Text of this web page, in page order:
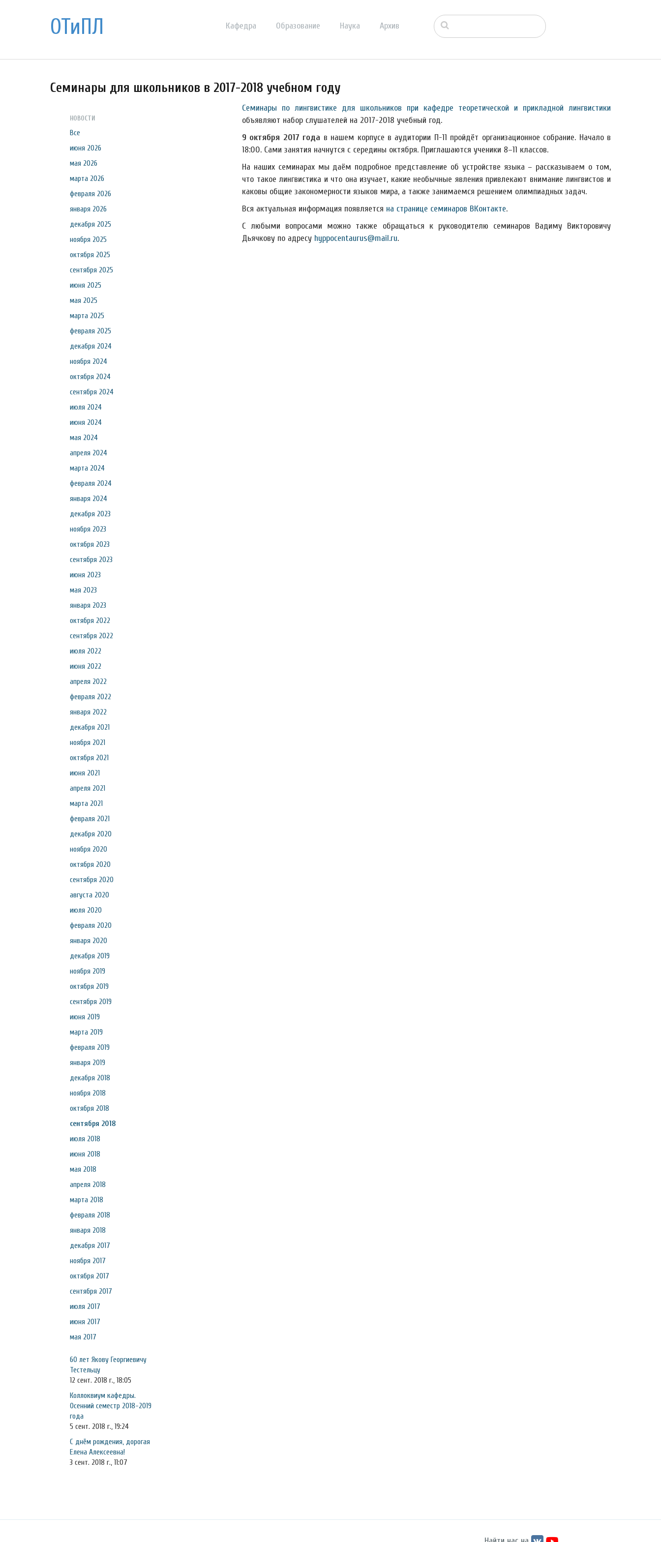
ОТиПЛ Кафедра Образование Наука Архив
Семинары для школьников в 2017-2018 учебном году
НОВОСТИ
Все
июня 2026
мая 2026
марта 2026
февраля 2026
января 2026
декабря 2025
ноября 2025
октября 2025
сентября 2025
июня 2025
мая 2025
марта 2025
февраля 2025
декабря 2024
ноября 2024
октября 2024
сентября 2024
июля 2024
июня 2024
мая 2024
апреля 2024
марта 2024
февраля 2024
января 2024
декабря 2023
ноября 2023
октября 2023
сентября 2023
июня 2023
мая 2023
января 2023
октября 2022
сентября 2022
июля 2022
июня 2022
апреля 2022
февраля 2022
января 2022
декабря 2021
ноября 2021
октября 2021
июня 2021
апреля 2021
марта 2021
февраля 2021
декабря 2020
ноября 2020
октября 2020
сентября 2020
августа 2020
июля 2020
февраля 2020
января 2020
декабря 2019
ноября 2019
октября 2019
сентября 2019
июня 2019
марта 2019
февраля 2019
января 2019
декабря 2018
ноября 2018
октября 2018
сентября 2018
июля 2018
июня 2018
мая 2018
апреля 2018
марта 2018
февраля 2018
января 2018
декабря 2017
ноября 2017
октября 2017
сентября 2017
июля 2017
июня 2017
мая 2017
60 лет Якову Георгиевичу
Тестельцу
12 сент. 2018 г., 18:05
Коллоквиум кафедры.
Осенний семестр 2018-2019
года
5 сент. 2018 г., 19:24
С днём рождения, дорогая
Елена Алексеевна!
3 сент. 2018 г., 11:07
Семинары по лингвистике для школьников при кафедре теоретической и прикладной лингвистики
объявляют набор слушателей на 2017-2018 учебный год.
9 октября 2017 года в нашем корпусе в аудитории П-11 пройдёт организационное собрание. Начало в
18:00. Сами занятия начнутся с середины октября. Приглашаются ученики 8–11 классов.
На наших семинарах мы даём подробное представление об устройстве языка – рассказываем о том,
что такое лингвистика и что она изучает, какие необычные явления привлекают внимание лингвистов и
каковы общие закономерности языков мира, а также занимаемся решением олимпиадных задач.
Вся актуальная информация появляется на странице семинаров ВКонтакте.
С любыми вопросами можно также обращаться к руководителю семинаров Вадиму Викторовичу
Дьячкову по адресу hyppocentaurus@mail.ru.